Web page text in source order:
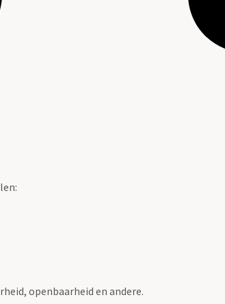
openbaarheid en andere.